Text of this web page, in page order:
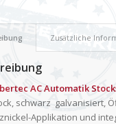
Zusätzliche
AC Automatik
schwarz galvanisiert,
Applikation und